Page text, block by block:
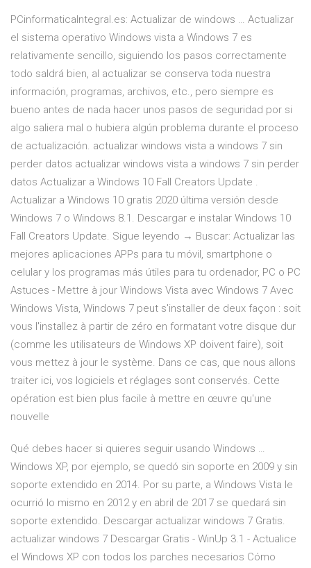
PCinformaticaIntegral.es: Actualizar de windows … Actualizar
el sistema operativo Windows vista a Windows 7 es
relativamente sencillo, siguiendo los pasos correctamente
todo saldrá bien, al actualizar se conserva toda nuestra
información, programas, archivos, etc., pero siempre es
bueno antes de nada hacer unos pasos de seguridad por si
algo saliera mal o hubiera algún problema durante el proceso
de actualización. actualizar windows vista a windows 7 sin
perder datos actualizar windows vista a windows 7 sin perder
datos Actualizar a Windows 10 Fall Creators Update .
Actualizar a Windows 10 gratis 2020 última versión desde
Windows 7 o Windows 8.1. Descargar e instalar Windows 10
Fall Creators Update. Sigue leyendo → Buscar: Actualizar las
mejores aplicaciones APPs para tu móvil, smartphone o
celular y los programas más útiles para tu ordenador, PC o PC
Astuces - Mettre à jour Windows Vista avec Windows 7 Avec
Windows Vista, Windows 7 peut s'installer de deux façon : soit
vous l'installez à partir de zéro en formatant votre disque dur
(comme les utilisateurs de Windows XP doivent faire), soit
vous mettez à jour le système. Dans ce cas, que nous allons
traiter ici, vos logiciels et réglages sont conservés. Cette
opération est bien plus facile à mettre en œuvre qu'une
nouvelle
Qué debes hacer si quieres seguir usando Windows …
Windows XP, por ejemplo, se quedó sin soporte en 2009 y sin
soporte extendido en 2014. Por su parte, a Windows Vista le
ocurrió lo mismo en 2012 y en abril de 2017 se quedará sin
soporte extendido. Descargar actualizar windows 7 Gratis.
actualizar windows 7 Descargar Gratis - WinUp 3.1 - Actualice
el Windows XP con todos los parches necesarios Cómo